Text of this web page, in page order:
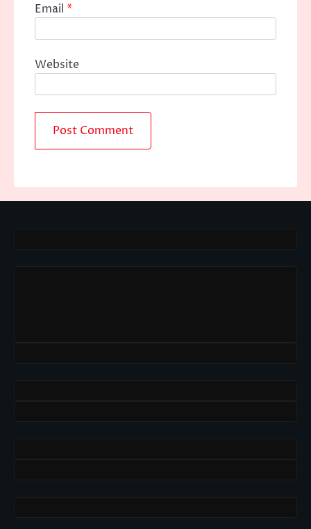
Email *
Website